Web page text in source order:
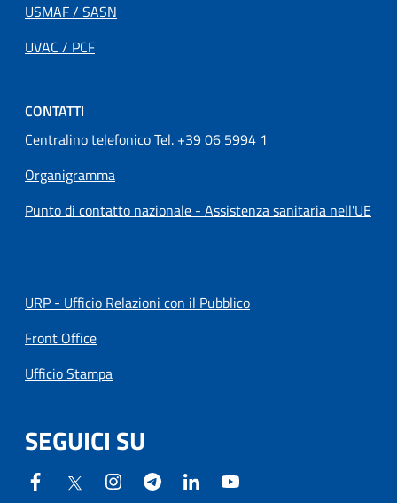
USMAF / SASN
UVAC / PCF
CONTATTI
Centralino telefonico Tel. +39 06 5994 1
Organigramma
Punto di contatto nazionale - Assistenza sanitaria nell'UE
URP - Ufficio Relazioni con il Pubblico
Front Office
Ufficio Stampa
SEGUICI SU